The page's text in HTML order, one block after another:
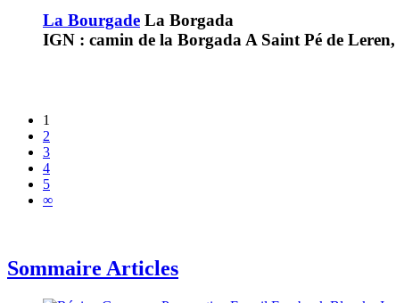
La Bourgade La Borgada
IGN : camin de la Borgada A Saint Pé de
1
2
3
4
5
∞
Sommaire Articles